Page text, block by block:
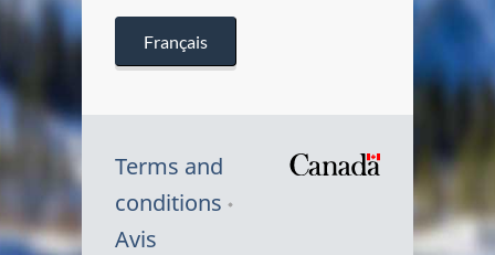
Français
Terms and
conditions
Avis
Symbole